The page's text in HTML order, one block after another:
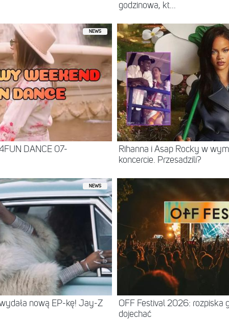
godzinowa, kt...
NEWS
DANCE 07-
Rihanna i Asap Rocky w
koncercie. Przesadzili?
NEWS
nową EP-kę! Jay-Z
OFF Festival 2026: rozpiska
dojechać